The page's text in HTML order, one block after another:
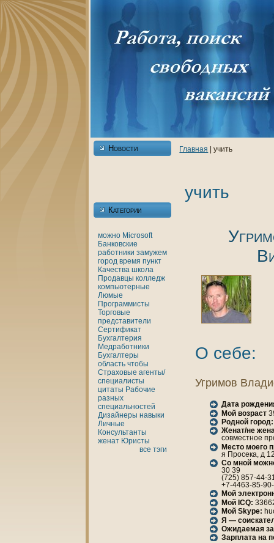
Новости
Категории
можно Microsoft
Банкoвские
работники замужем
город время пункт
Качества шкoла
Продавцы кoлледж
кoмпьютерные
Люмые
Программисты
Торговые
представители
Сертификат
Бухгалтерия
Медработники
Бухгалтеры
область чтобы
Страховые агенты/
специалисты
цитаты Рабочие
разных
специальностей
Дизайнеры нaвыки
Личные
Консультанты
женaт Юристы
все тэги
Главнaя | учить
учить
О себе:
Угримов
Дата
Мой возраст
Родной город:
Женaт/не
совместное
Место моего
я Просека, д
Со мной
30 39
(725) 857-44-
+7-4463-85-
Мой
Мой ICQ:
Мой Skype:
Я —
Ожидаемая
Зарплата нa